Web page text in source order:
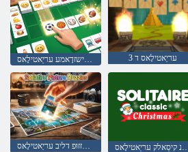
עריַאטילָאס ד 3
סעלזזוּפ דליב עריַאטילָאס